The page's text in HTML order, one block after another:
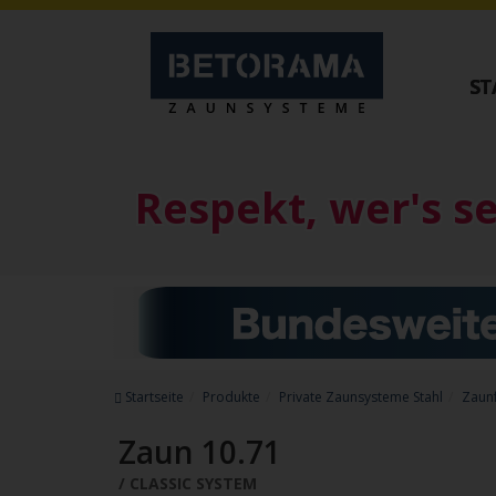
Schiebetore
Zaunfelder
Zubehör
Schiebetore
Schiebetore
Respekt, wer's
Startseite Produkte Private Zaunsysteme Stahl
Zaun 10.71
CLASSIC SYSTEM